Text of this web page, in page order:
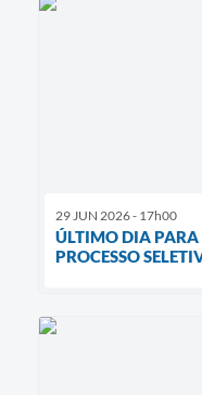
29 JUN 2026 - 17h00
ÚLTIMO DIA PARA
PROCESSO